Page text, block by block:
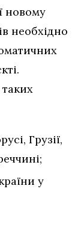
новому
необхідно
Грузії,
у